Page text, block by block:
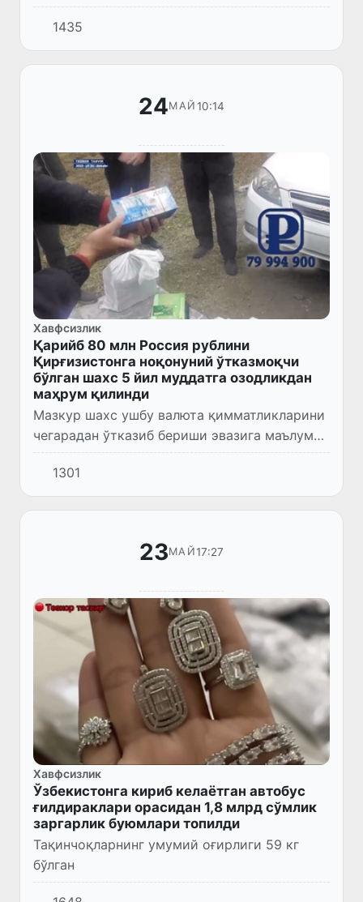
таъминлаш масалалари қўмитаси мажлиси
бўлиб ўтди.
1435
24МАЙ 10:14
Хавфсизлик
Қарийб 80 млн Россия рублини
Қирғизистонга ноқонуний ўтказмоқчи
бўлган шахс 5 йил муддатга озодликдан
маҳрум қилинди
Мазкур шахс ушбу валюта қимматликларини
чегарадан ўтказиб бериши эвазига маълум
миқдорда хизмат ҳақи олиши керак бўлган
ва бундай ноқонуний ҳаракатни муқаддам 4
маротаба амалга оши...
1301
23МАЙ17:27
Хавфсизлик
Ўзбекистонга кириб келаётган автобус
ғилдираклари орасидан 1,8 млрд сўмлик
заргарлик буюмлари топилди
Тақинчоқларнинг умумий оғирлиги 59 кг
бўлган